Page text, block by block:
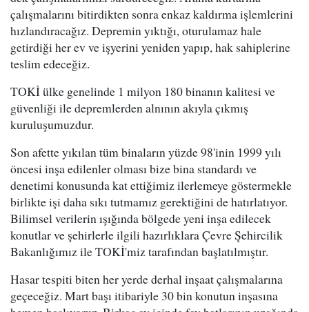
çalışmalarını bitirdikten sonra enkaz kaldırma işlemlerini
hızlandıracağız. Depremin yıktığı, oturulamaz hale
getirdiği her ev ve işyerini yeniden yapıp, hak sahiplerine
teslim edeceğiz.
TOKİ ülke genelinde 1 milyon 180 binanın kalitesi ve
güvenliği ile depremlerden alnının akıyla çıkmış
kuruluşumuzdur.
Son afette yıkılan tüm binaların yüzde 98'inin 1999 yılı
öncesi inşa edilenler olması bize bina standardı ve
denetimi konusunda kat ettiğimiz ilerlemeye göstermekle
birlikte işi daha sıkı tutmamız gerektiğini de hatırlatıyor.
Bilimsel verilerin ışığında bölgede yeni inşa edilecek
konutlar ve şehirlerle ilgili hazırlıklara Çevre Şehircilik
Bakanlığımız ile TOKİ'miz tarafından başlatılmıştır.
Hasar tespiti biten her yerde derhal inşaat çalışmalarına
geçeceğiz. Mart başı itibariyle 30 bin konutun inşasına